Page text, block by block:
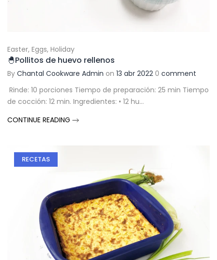
Easter, Eggs, Holiday
🐣Pollitos de huevo rellenos
By Chantal Cookware Admin on 13 abr 2022 0 comment
Rinde: 10 porciones Tiempo de preparación: 25 min Tiempo
de cocción: 12 min. Ingredientes: • 12 hu...
CONTINUE READING
RECETAS